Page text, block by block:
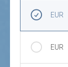
EUR
EUR